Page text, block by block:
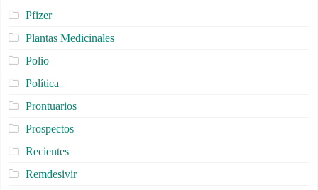
Pfizer
Plantas Medicinales
Polio
Política
Prontuarios
Prospectos
Recientes
Remdesivir